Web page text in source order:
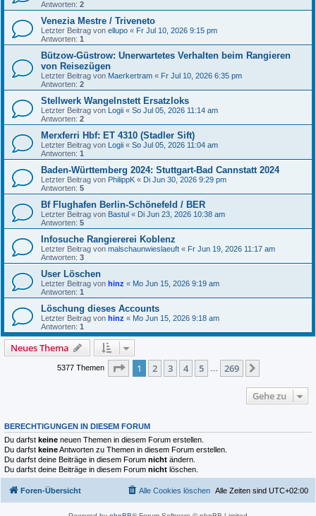
Antworten: 2
Venezia Mestre / Triveneto
Letzter Beitrag von ellupo « Fr Jul 10, 2026 9:15 pm
Antworten: 1
Bützow-Güstrow: Unerwartetes Verhalten beim Rangieren
von Reisezügen
Letzter Beitrag von Maerkertram « Fr Jul 10, 2026 6:35 pm
Antworten: 2
Stellwerk Wangelnstett Ersatzloks
Letzter Beitrag von Logii « So Jul 05, 2026 11:14 am
Antworten: 2
Merxferri Hbf: ET 4310 (Stadler Sift)
Letzter Beitrag von Logii « So Jul 05, 2026 11:04 am
Antworten: 1
Baden-Württemberg 2024: Stuttgart-Bad Cannstatt 2024
Letzter Beitrag von PhilippK « Di Jun 30, 2026 9:29 pm
Antworten: 5
Bf Flughafen Berlin-Schönefeld / BER
Letzter Beitrag von Bastul « Di Jun 23, 2026 10:38 am
Antworten: 5
Infosuche Rangiererei Koblenz
Letzter Beitrag von malschaunwieslaeuft « Fr Jun 19, 2026 11:17 am
Antworten: 3
User Löschen
Letzter Beitrag von hinz « Mo Jun 15, 2026 9:19 am
Antworten: 1
Löschung dieses Accounts
Letzter Beitrag von hinz « Mo Jun 15, 2026 9:18 am
Antworten: 1
Neues Thema
5377 Themen Seite 1von 269
1 2 3 4 5 269
Gehe zu
BERECHTIGUNGEN IN DIESEM FORUM
Du darfst keine neuen Themen in diesem Forum erstellen.
Du darfst keineAntworten zu Themen in diesem Forum erstellen.
Du darfst deine Beiträge in diesem Forum nicht ändern.
Du darfst deine Beiträge in diesem Forum nicht löschen.
Foren-Übersicht Alle Zeiten sind UTC+02:00
Alle Cookies löschen